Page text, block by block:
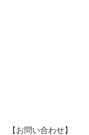
【お問い合わせ】